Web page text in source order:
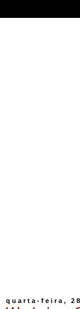
quarta-feira,